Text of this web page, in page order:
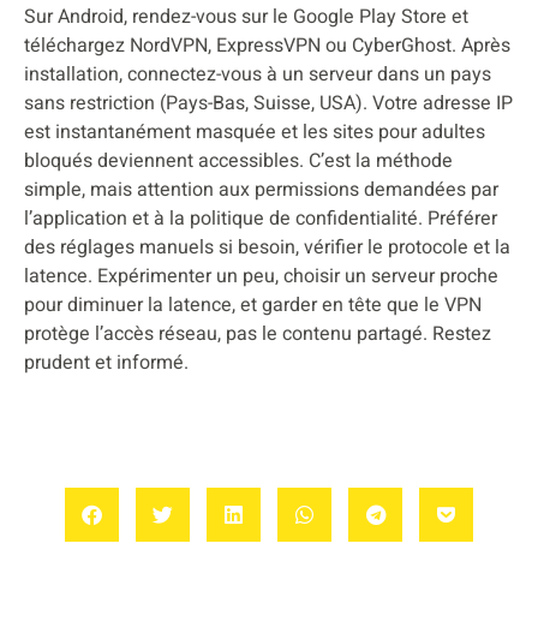
Sur Android, rendez-vous sur le Google Play Store et
téléchargez NordVPN, ExpressVPN ou CyberGhost. Après
installation, connectez-vous à un serveur dans un pays
sans restriction (Pays-Bas, Suisse, USA). Votre adresse IP
est instantanément masquée et les sites pour adultes
bloqués deviennent accessibles. C’est la méthode
simple, mais attention aux permissions demandées par
l’application et à la politique de confidentialité. Préférer
des réglages manuels si besoin, vérifier le protocole et la
latence. Expérimenter un peu, choisir un serveur proche
pour diminuer la latence, et garder en tête que le VPN
protège l’accès réseau, pas le contenu partagé. Restez
prudent et informé.